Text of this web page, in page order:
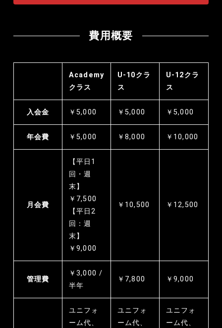
費用概要
Academy
クラス
U-10クラ
ス
U-12クラ
ス
入会金 ￥5,000 ￥5,000 ￥5,000
年会費 ￥5,000 ￥8,000 ￥10,000
月会費
【平日1
回・週
末】
￥7,500
【平日2
回：週
末】
￥9,000
￥10,500 ￥12,500
管理費
￥3,000 /
半年
￥7,800 ￥9,000
ユニフォ
ーム代、
ユニフォ
ーム代、
ユニフォ
ーム代、